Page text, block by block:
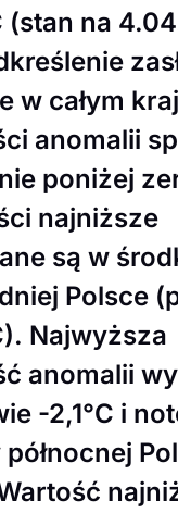
(stan na
w całym
anomalii
poniżej
najniższe
są w
Polsce
Najwyższa
anomalii
-2,1°C i
północnej